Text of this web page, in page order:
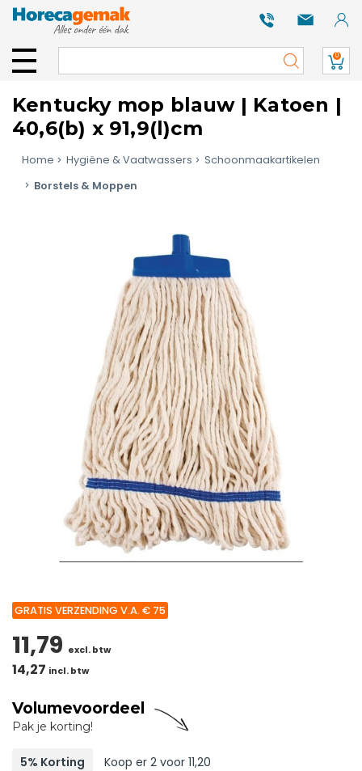
0
Kentucky mop blauw | Katoen |
40,6(b) x 91,9(l)cm
Home Hygiëne & Vaatwassers
Schoonmaakartikelen
Borstels & Moppen
GRATIS VERZENDING V.A. € 75
11,79 excl. btw
14,27 incl. btw
Volumevoordeel
Pak je korting!
5% Korting Koop er 2 voor 11,20